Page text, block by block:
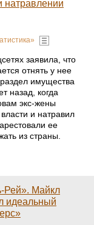
натравлении
заявила, что
отнять у нее
имущества
назад, когда
экс-жены
и натравил
ее
из страны.
Рей». Майкл
идеальный